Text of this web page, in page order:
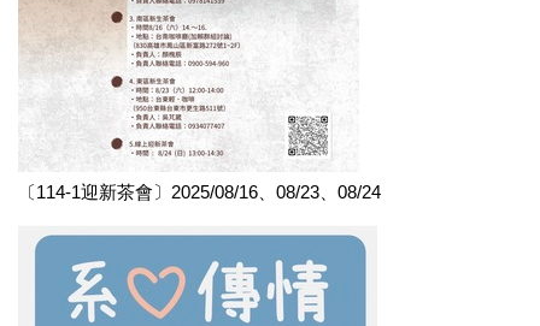
〔114-1迎新茶會〕2025/08/16、08/23、08/24